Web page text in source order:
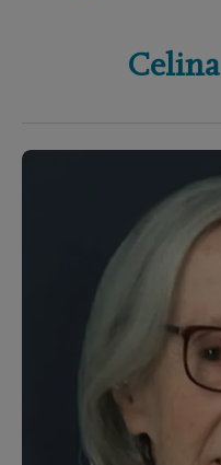
Celina